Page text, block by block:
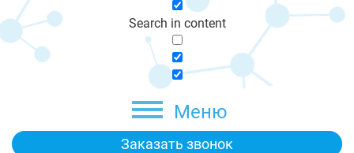
Search in content
Меню
Заказать звонок